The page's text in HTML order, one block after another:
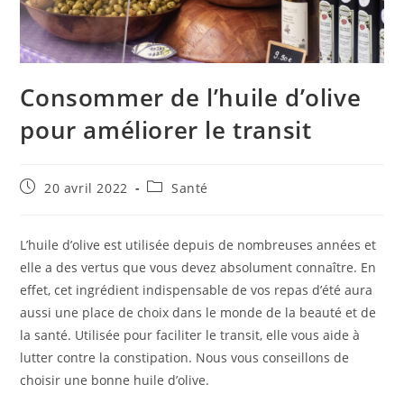
Consommer de l’huile d’olive
pour améliorer le transit
Publication
20 avril 2022
PostSanté
L’huile d’olive est utilisée depuis de nombreuses années et
elle a des vertus que vous devez absolument connaître. En
effet, cet ingrédient indispensable de vos repas d’été aura
aussi une place de choix dans le monde de la beauté et de
la santé. Utilisée pour faciliter le transit, elle vous aide à
lutter contre la constipation. Nous vous conseillons de
choisir une bonne huile d’olive.